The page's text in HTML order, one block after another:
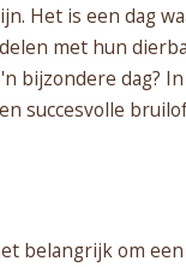
Het is een dag
met hun
bijzondere dag?
succesvolle
belangrijk om een